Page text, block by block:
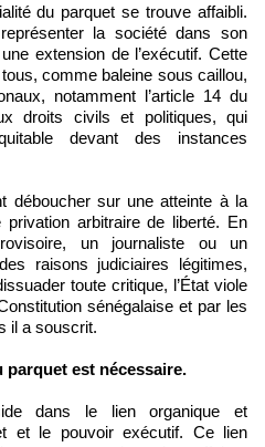
du parquet se trouve affaibli.
la société dans son
extension de l’exécutif. Cette
comme baleine sous caillou,
notamment l’article 14 du
droits civils et politiques, qui
devant des instances
déboucher sur une atteinte à la
privation arbitraire de liberté. En
un journaliste ou un
raisons judiciaires légitimes,
toute critique, l’État viole
sénégalaise et par les
il a souscrit.
parquet est nécessaire.
dans le lien organique et
et le pouvoir exécutif. Ce lien